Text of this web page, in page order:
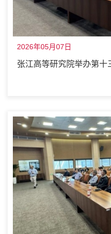
2026年05月07日
张江高等研究院举办第十